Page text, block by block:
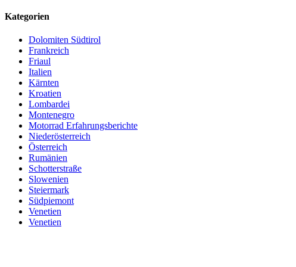
Kategorien
Dolomiten Südtirol
Frankreich
Friaul
Italien
Kärnten
Kroatien
Lombardei
Montenegro
Motorrad Erfahrungsberichte
Niederösterreich
Österreich
Rumänien
Schotterstraße
Slowenien
Steiermark
Südpiemont
Venetien
Venetien